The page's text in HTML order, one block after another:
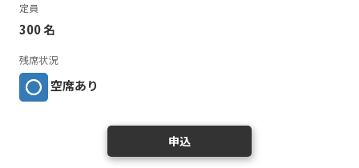
定員
300 名
残席状況
空席あり
申込